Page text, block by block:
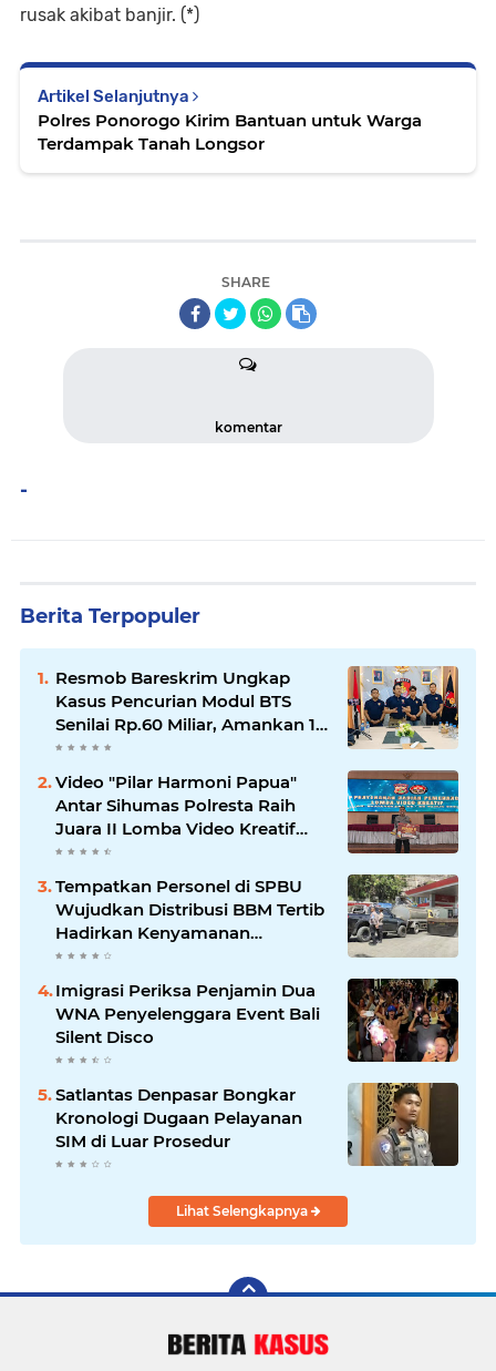
rusak akibat banjir. (*)
Artikel Selanjutnya
Polres Ponorogo Kirim Bantuan untuk Warga
Terdampak Tanah Longsor
SHARE
komentar
-
Berita Terpopuler
Resmob Bareskrim Ungkap
Kasus Pencurian Modul BTS
Senilai Rp.60 Miliar, Amankan 12
Tersangka
Video "Pilar Harmoni Papua"
Antar Sihumas Polresta Raih
Juara II Lomba Video Kreatif
Hari Bhayangkara ke-80
‎Tempatkan Personel di SPBU
Wujudkan Distribusi BBM Tertib
Hadirkan Kenyamanan
Masyarakat
Imigrasi Periksa Penjamin Dua
WNA Penyelenggara Event Bali
Silent Disco
Satlantas Denpasar Bongkar
Kronologi Dugaan Pelayanan
SIM di Luar Prosedur
Lihat Selengkapnya